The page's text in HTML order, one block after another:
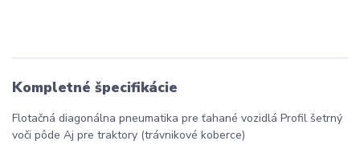
Kompletné špecifikácie
Flotačná diagonálna pneumatika pre ťahané vozidlá Profil šetrný
voči pôde Aj pre traktory (trávnikové koberce)